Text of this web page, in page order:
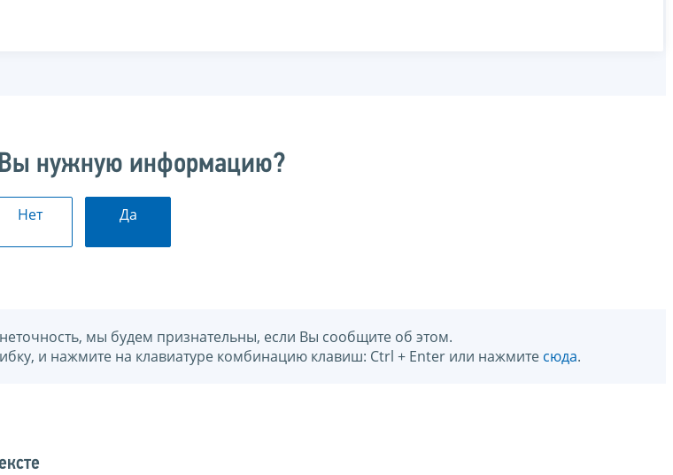
нужную информацию?
Нет Да
мы будем признательны, если Вы сообщите об этом.
и нажмите на клавиатуре комбинацию клавиш: Ctrl + Enter или нажмите сюда.